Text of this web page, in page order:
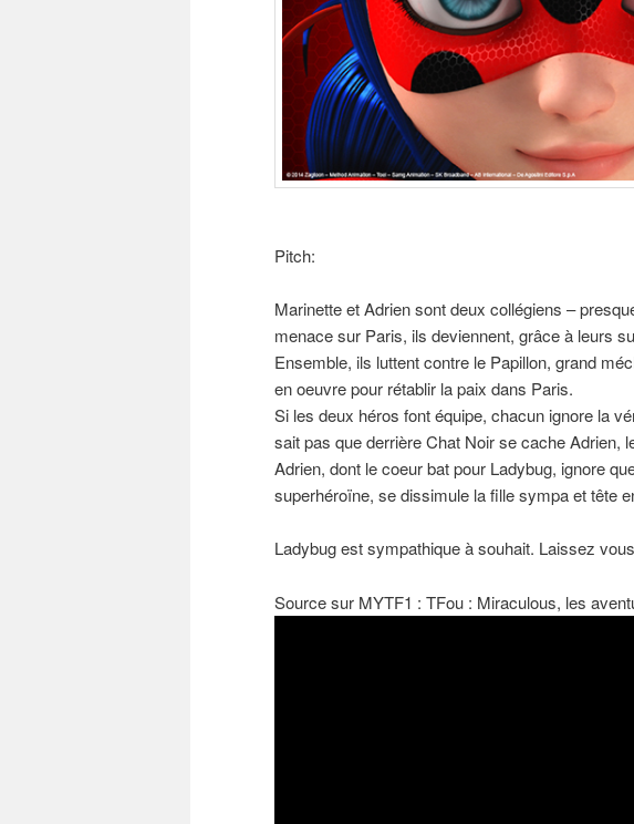
Pitch:
Marinette et Adrien sont deux collégiens –
menace sur Paris, ils deviennent, grâce à leurs
Ensemble, ils luttent contre le Papillon, grand
en oeuvre pour rétablir la paix dans Paris.
Si les deux héros font équipe, chacun ignore la
sait pas que derrière Chat Noir se cache Adrien,
Adrien, dont le coeur bat pour Ladybug, ignore
superhéroïne, se dissimule la fille sympa et tête
Ladybug est sympathique à souhait. Laissez
Source sur MYTF1 : TFou : Miraculous, les